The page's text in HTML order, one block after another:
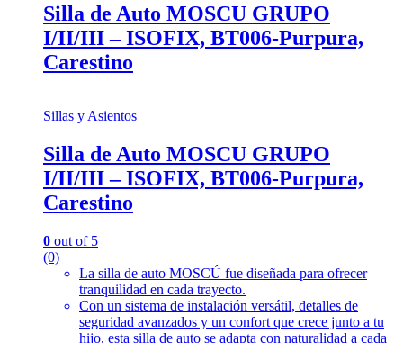
Silla de Auto MOSCU GRUPO
I/II/III – ISOFIX, BT006-Purpura,
Carestino
Sillas y Asientos
Silla de Auto MOSCU GRUPO
I/II/III – ISOFIX, BT006-Purpura,
Carestino
0 out of 5
(0)
La silla de auto MOSCÚ fue diseñada para ofrecer
tranquilidad en cada trayecto.
Con un sistema de instalación versátil, detalles de
seguridad avanzados y un confort que crece junto a tu
hijo, esta silla de auto se adapta con naturalidad a cada